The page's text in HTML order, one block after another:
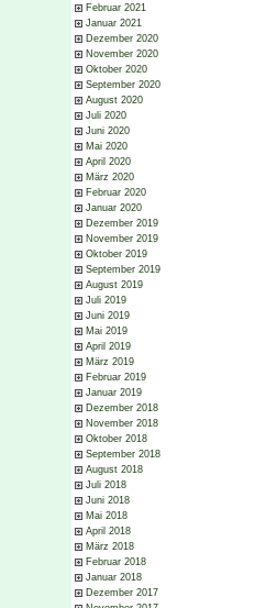
Februar 2021
Januar 2021
Dezember 2020
November 2020
Oktober 2020
September 2020
August 2020
Juli 2020
Juni 2020
Mai 2020
April 2020
März 2020
Februar 2020
Januar 2020
Dezember 2019
November 2019
Oktober 2019
September 2019
August 2019
Juli 2019
Juni 2019
Mai 2019
April 2019
März 2019
Februar 2019
Januar 2019
Dezember 2018
November 2018
Oktober 2018
September 2018
August 2018
Juli 2018
Juni 2018
Mai 2018
April 2018
März 2018
Februar 2018
Januar 2018
Dezember 2017